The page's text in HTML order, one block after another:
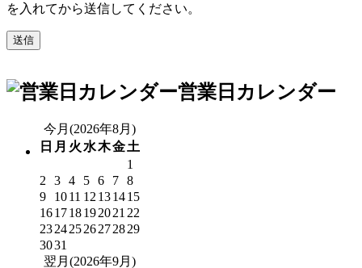
を入れてから送信してください。
営業日カレンダー
今月(2026年8月)
日 月 火 水木金土
1
2
3 4 5 6 7 8
9
1011 12 131415
161718192021 22
23242526272829
3031
翌月(2026年9月)